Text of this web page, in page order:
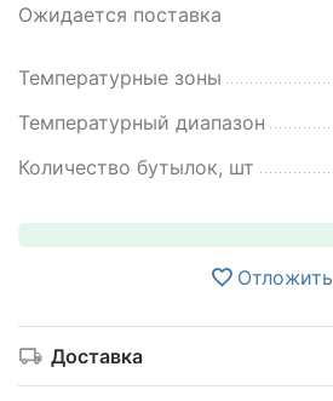
Ожидается поставка
Температурные зоны
Температурный диапазон
Количество бутылок, шт
Отложить
Доставка